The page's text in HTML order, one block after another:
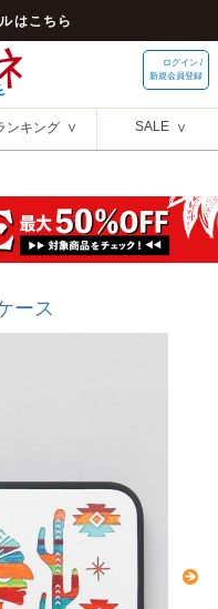
はこちら
ログイン /
新規会員登録
ンキング SALE
ース